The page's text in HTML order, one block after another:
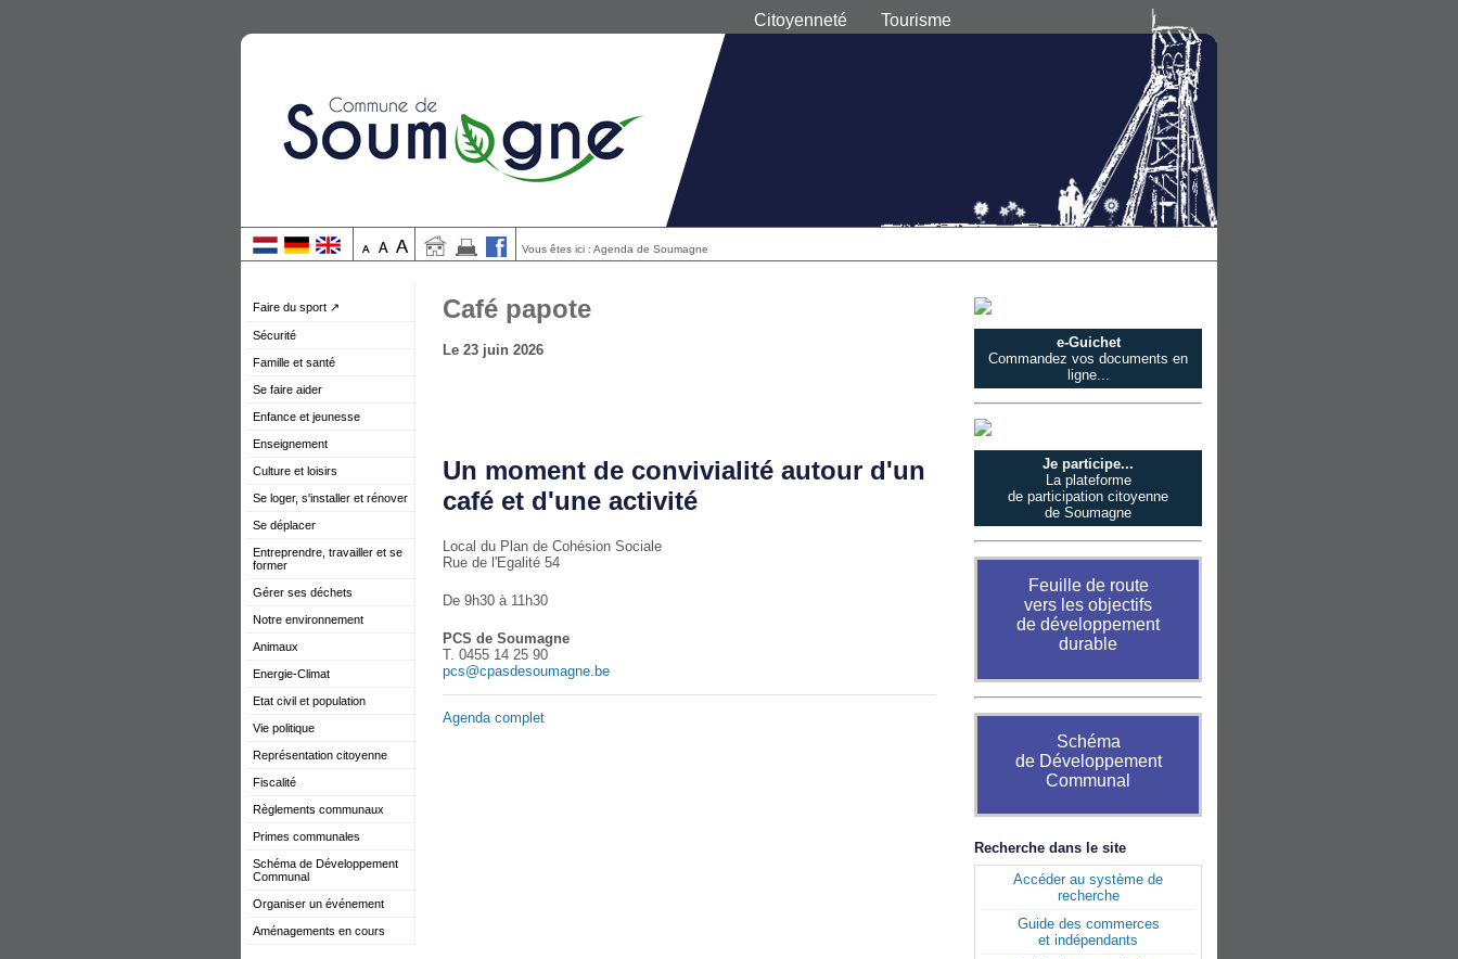
Citoyenneté Tourisme
Vous êtes ici : Agenda de Soumagne
Faire du sport ↗
Sécurité
Famille et santé
Se faire aider
Enfance et jeunesse
Enseignement
Culture et loisirs
Se loger, s'installer et rénover
Se déplacer
Entreprendre, travailler et se
former
Gérer ses déchets
Notre environnement
Animaux
Energie-Climat
Etat civil et population
Vie politique
Représentation citoyenne
Fiscalité
Règlements communaux
Primes communales
Schéma de Développement
Communal
Organiser un événement
Aménagements en cours
Café papote
Le 23 juin 2026
Un moment de convivialité autour d'un
café et d'une activité
Local du Plan de Cohésion Sociale
Rue de l'Egalité 54
De 9h30 à 11h30
PCS de Soumagne
T. 0455 14 25 90
pcs@cpasdesoumagne.be
Agenda complet
e-Guichet
Commandez vos documents en
ligne...
Je participe...
La plateforme
de participation citoyenne
de Soumagne
Feuille de route
vers les objectifs
de développement
durable
Schéma
de Développement
Communal
Recherche dans le site
Accéder au système de
recherche
Guide des commerces
et indépendants